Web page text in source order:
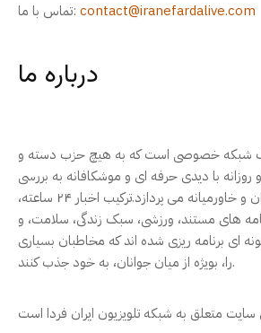
تماس با ما: contact@iranefardalive.com
درباره ما
شبکه خصوصی است که به هیچ حزب دسته و
روزانه با دیدی حرفه ای و موشکافانه به بررسی
مهمترین رویدادهای ایران و خاورمیانه می پردازد.ترکیب اخبار ۲۴ ساعته،
های مستند، ورزشی، سبک زندگی، سلامت، و
ای برنامه ریزی شده اند که مخاطبان بسیاری
را، بویژه از میان جوانان، به خود جذب کنند.